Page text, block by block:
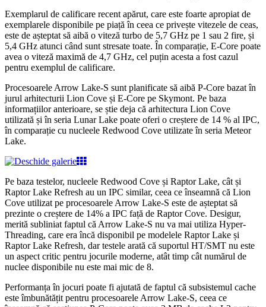
Exemplarul de calificare recent apărut, care este foarte apropiat de
exemplarele disponibile pe piață în ceea ce privește vitezele de ceas,
este de așteptat să aibă o viteză turbo de 5,7 GHz pe 1 sau 2 fire, și
5,4 GHz atunci când sunt stresate toate. În comparație, E-Core poate
avea o viteză maximă de 4,7 GHz, cel puțin acesta a fost cazul
pentru exemplul de calificare.
Procesoarele Arrow Lake-S sunt planificate să aibă P-Core bazat în
jurul arhitecturii Lion Cove și E-Core pe Skymont. Pe baza
informațiilor anterioare, se știe deja că arhitectura Lion Cove
utilizată și în seria Lunar Lake poate oferi o creștere de 14 % al IPC,
în comparație cu nucleele Redwood Cove utilizate în seria Meteor
Lake.
Pe baza testelor, nucleele Redwood Cove și Raptor Lake, cât și
Raptor Lake Refresh au un IPC similar, ceea ce înseamnă că Lion
Cove utilizat pe procesoarele Arrow Lake-S este de așteptat să
prezinte o creștere de 14% a IPC față de Raptor Cove. Desigur,
merită subliniat faptul că Arrow Lake-S nu va mai utiliza Hyper-
Threading, care era încă disponibil pe modelele Raptor Lake și
Raptor Lake Refresh, dar testele arată că suportul HT/SMT nu este
un aspect critic pentru jocurile moderne, atât timp cât numărul de
nuclee disponibile nu este mai mic de 8.
Performanța în jocuri poate fi ajutată de faptul că subsistemul cache
este îmbunătățit pentru procesoarele Arrow Lake-S, ceea ce